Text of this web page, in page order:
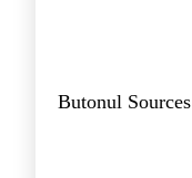
Butonul Sources